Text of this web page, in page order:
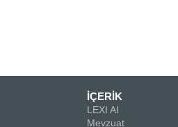
İÇERİK
LEXI AI
Mevzuat